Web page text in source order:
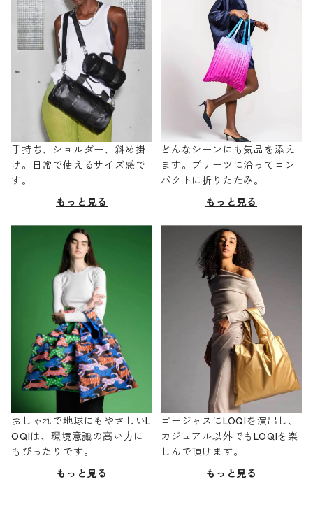
手持ち、ショルダー、斜め掛
け。日常で使えるサイズ感で
す。
もっと見る
どんなシーンにも気品を添え
ます。プリーツに沿ってコン
パクトに折りたたみ。
もっと見る
おしゃれで地球にもやさしいL
OQIは、環境意識の高い方に
もぴったりです。
もっと見る
ゴージャスにLOQIを演出し、
カジュアル以外でもLOQIを楽
しんで頂けます。
もっと見る